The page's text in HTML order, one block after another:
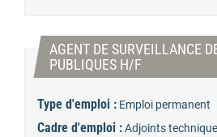
AGENT DE SURVEILLANCE
PUBLIQUES H/F
Type d'emploi : Emploi permanent
Cadre d'emploi :Adjoints